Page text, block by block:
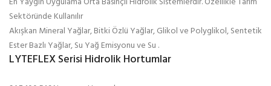
Sektöründe Kullanılır
Akışkan Mineral Yağlar, Bitki Özlü Yağlar, Glikol ve Polyglikol, Sentetik
Ester Bazlı Yağlar, Su Yağ Emisyonu ve Su .
LYTEFLEX Serisi Hidrolik Hortumlar